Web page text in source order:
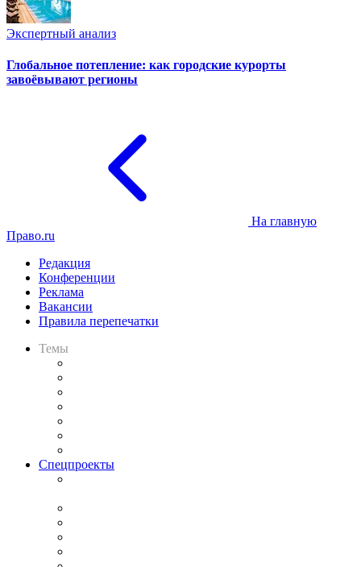
Экспертный анализ
Глобальное потепление: как городские курорты
завоёвывают регионы
На главную
Право.ru
Редакция
Конференции
Реклама
Вакансии
Правила перепечатки
Темы
Спецпроекты